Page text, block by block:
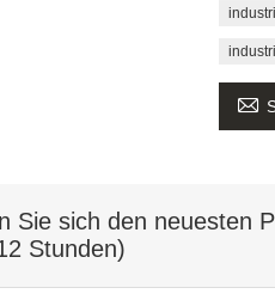

Sie sich den neuesten
Stunden)